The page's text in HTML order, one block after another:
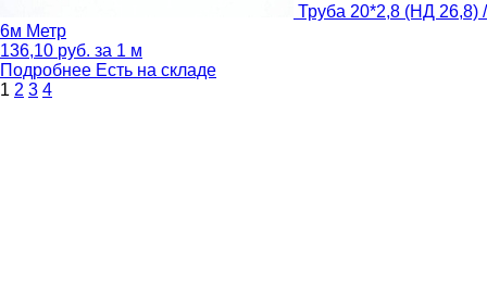
Труба 20*2,8 (НД 26,8) /
6м Метр
136,10 руб. за 1 м
Подробнее Есть на складе
1 2 3 4